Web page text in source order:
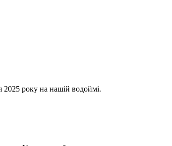
2025 року на нашій водоймі.